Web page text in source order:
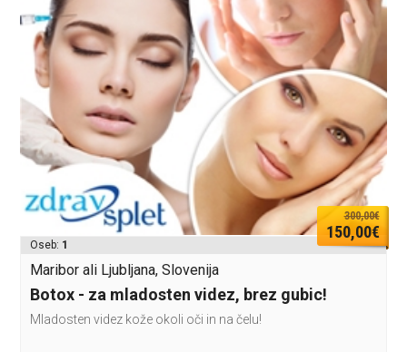
300,00€
150,00€
Oseb: 1
Maribor ali Ljubljana, Slovenija
Botox - za mladosten videz, brez gubic!
Mladosten videz kože okoli oči in na čelu!